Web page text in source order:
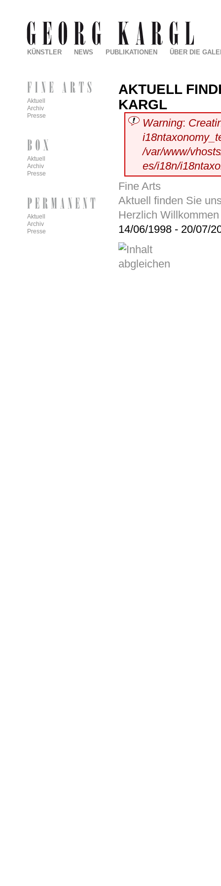
AKTUELL
KARGL
Warning:
/var/www/
es/i18n/
Fine Arts
Aktuell finden Sie
Herzlich
14/06/1998 - 20/07/
KÜNSTLER NEWS PUBLIKATIONEN ÜBER DIE
Aktuell
Archiv
Presse
Aktuell
Archiv
Presse
Aktuell
Archiv
Presse